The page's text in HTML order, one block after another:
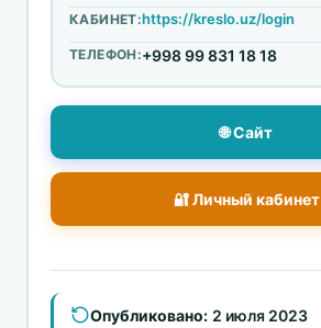
КАБИНЕТ:https://kreslo.uz/login
ТЕЛЕФОН:+998 99 831 18 18
🌐 Сайт
🔐 Личный кабинет
Опубликовано: 2 июля 2023